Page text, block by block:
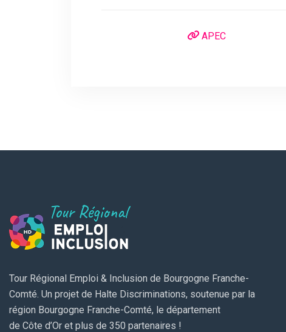
APEC
Tour Régional Emploi & Inclusion de Bourgogne Franche-
Comté. Un projet de Halte Discriminations, soutenue par la
région Bourgogne Franche-Comté, le département
de Côte d’Or et plus de 350 partenaires !